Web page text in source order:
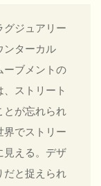
グジュアリー
ンターカル
ーブメントの
ストリート
とが忘れられ
界でストリー
見える。デザ
だと捉えられ